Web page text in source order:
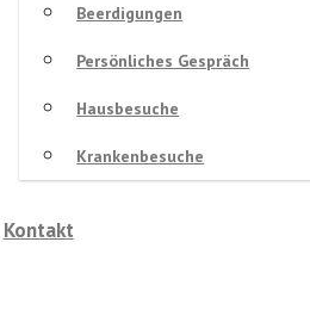
Beerdigungen
Persönliches Gespräch
Hausbesuche
Krankenbesuche
Kontakt